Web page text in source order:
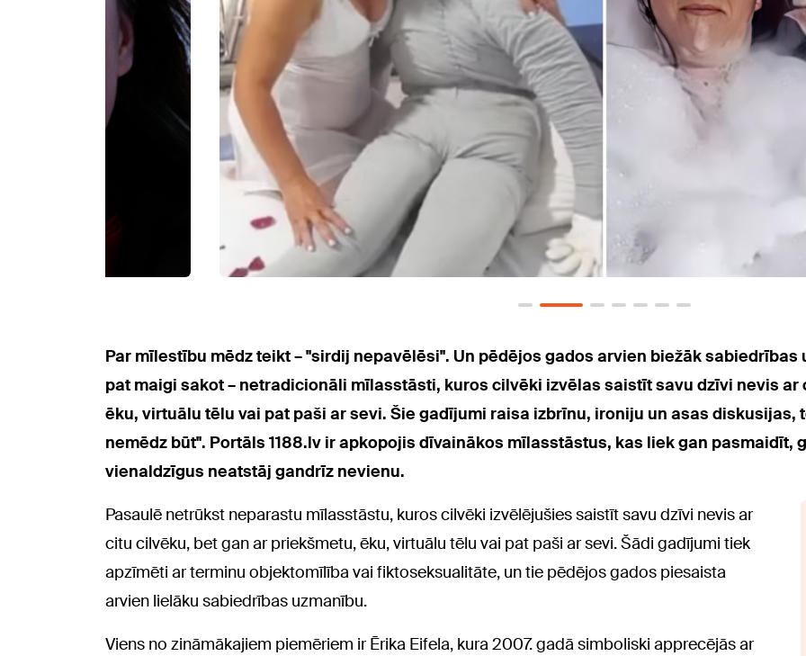
Par mīlestību mēdz teikt – "sirdij nepavēlēsi". Un pēdējos gados arvien biežāk
pat maigi sakot – netradicionāli mīlasstāsti, kuros cilvēki izvēlas saistīt savu dzīvi nevis
ēku, virtuālu tēlu vai pat paši ar sevi. Šie gadījumi raisa izbrīnu, ironiju un asas
nemēdz būt". Portāls 1188.lv ir apkopojis dīvainākos mīlasstāstus, kas liek gan pasmaidīt,
vienaldzīgus neatstāj gandrīz nevienu.
Pasaulē netrūkst neparastu mīlasstāstu, kuros cilvēki izvēlējušies saistīt savu dzīvi nevis ar
citu cilvēku, bet gan ar priekšmetu, ēku, virtuālu tēlu vai pat paši ar sevi. Šādi gadījumi tiek
apzīmēti ar terminu objektomīlība vai fiktoseksualitāte, un tie pēdējos gados piesaista
arvien lielāku sabiedrības uzmanību.
Viens no zināmākajiem piemēriem ir Ērika Eifela, kura 2007. gadā simboliski apprecējās ar